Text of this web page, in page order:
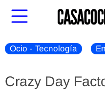
Ocio - Tecnología
Crazy Day